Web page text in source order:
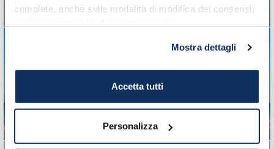
complete, anche sulle modalità di modifica dei consensi,
Mostra dettagli
Accetta tutti
Personalizza
Depósito Maletas para
los turistas del Puerto
de Civitavecchia